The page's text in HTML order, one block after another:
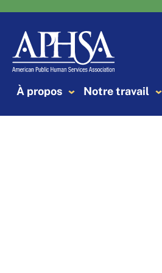
contenu
À propos Notre travail